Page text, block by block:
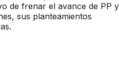
de frenar el avance de PP y
sus planteamientos